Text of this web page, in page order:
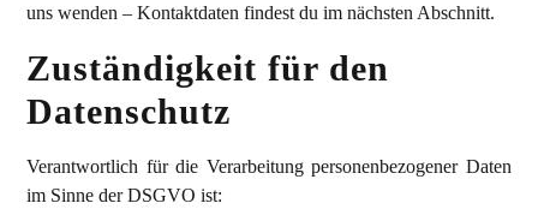
uns wenden – Kontaktdaten findest du im nächsten Abschnitt.
Zuständigkeit für den
Datenschutz
Verantwortlich für die Verarbeitung personenbezogener Daten
im Sinne der DSGVO ist: